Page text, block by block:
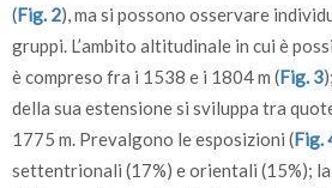
(Fig. 2), ma si possono osservare
gruppi. L’ambito altitudinale in cui è
è compreso fra i 1538 e i 1804 m (Fig. 3
della sua estensione si sviluppa tra
1775 m. Prevalgono le esposizioni (Fig.
settentrionali (17%) e orientali (15%);